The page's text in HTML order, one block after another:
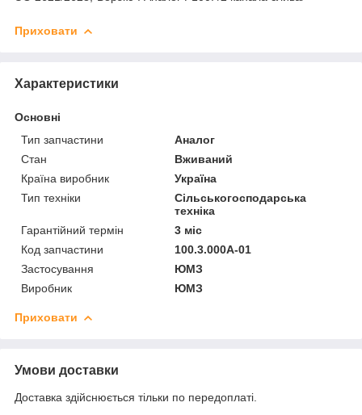
Приховати
Характеристики
Основні
Тип запчастини
Аналог
Стан
Вживаний
Країна виробник
Україна
Тип техніки
Сільськогосподарська
техніка
Гарантійний термін
3 міс
Код запчастини
100.3.000А-01
Застосування
ЮМЗ
Виробник
ЮМЗ
Приховати
Умови доставки
Доставка здійснюється тільки по передоплаті.